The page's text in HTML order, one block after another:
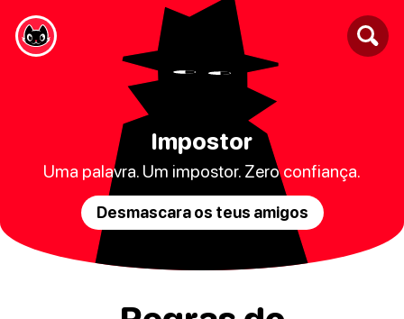
Impostor
Uma palavra. Um impostor. Zero confiança.
Desmascara os teus amigos